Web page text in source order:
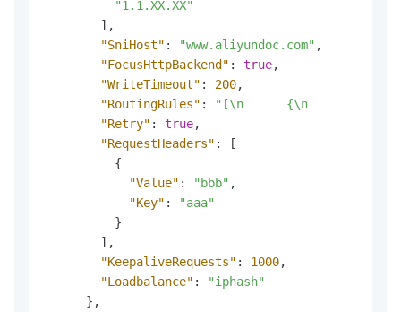
"1.1.XX.XX"
] ,
"SniHost" : "www.aliyundoc.com" ,
"FocusHttpBackend" : true,
"WriteTimeout" : 200,
"RoutingRules" :
"[\n      {\n
"Retry" : true,
"RequestHeaders" :
[
{
"Value" : "bbb" ,
"Key" :
"aaa"
}
] ,
"KeepaliveRequests" : 1000,
"Loadbalance" :
"iphash"
} ,